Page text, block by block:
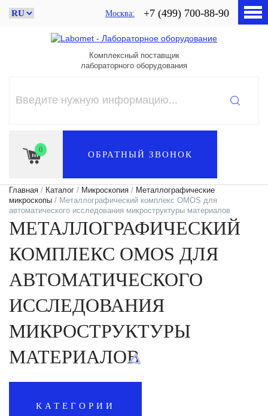
Москва +7 (499) 700-88-90
Комплексный поставщик
лабораторного оборудования
0 ОБРАТНЫЙ ЗВОНОК
Главная / Каталог / Микроскопия / Металлографические
микроскопы / Металлографический комплекс OMOS для
автоматического исследования микроструктуры материалов
МЕТАЛЛОГРАФИЧЕСКИЙ
КОМПЛЕКС OMOS ДЛЯ
АВТОМАТИЧЕСКОГО
ИССЛЕДОВАНИЯ
МИКРОСТРУКТУРЫ
МАТЕРИАЛОВ
КАТЕГОРИИ